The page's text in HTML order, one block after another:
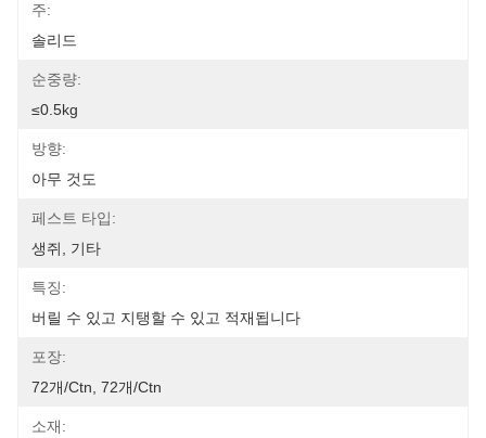
주:
솔리드
순중량:
≤0.5kg
방향:
아무 것도
페스트 타입:
생쥐, 기타
특징:
버릴 수 있고 지탱할 수 있고 적재됩니다
포장:
72개/ctn, 72개/ctn
소재: